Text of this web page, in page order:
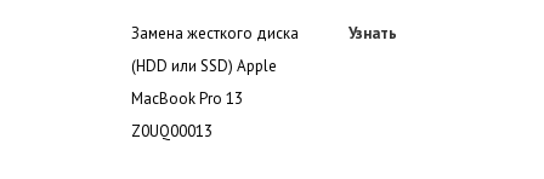
Замена жесткого диска
(HDD или SSD) Apple
MacBook Pro 13
Z0UQ00013
Узнать